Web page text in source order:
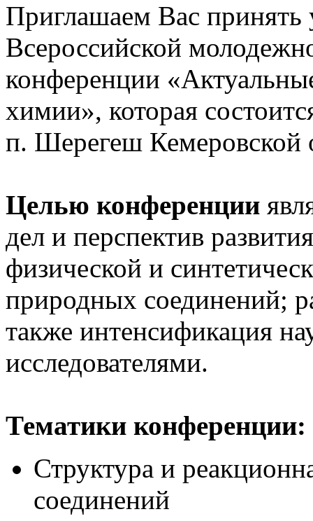
Приглашаем Вас принять
Всероссийской
конференции
химии», которая
п. Шерегеш Кемеровской
Целью конференции
дел и перспектив
физической и
природных соединений;
также интенсификация
исследователями.
Тематики конференции:
Структура и
соединений